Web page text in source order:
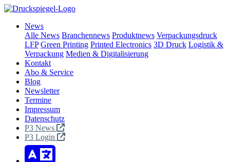
News
Alle News Branchennews Produktnews Verpackungsdruck
LFP Green Printing Printed Electronics 3D Druck Logistik &
Verpackung Medien & Digitalisierung
Kontakt
Abo & Service
Blog
Newsletter
Termine
Impressum
Datenschutz
P3 News
P3 Login